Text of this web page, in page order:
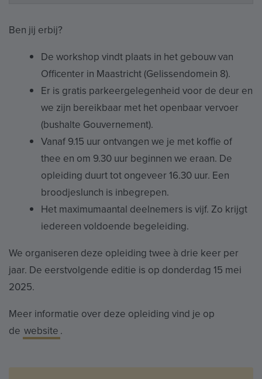
Ben jij erbij?
De workshop vindt plaats in het gebouw van
Officenter in Maastricht (Gelissendomein 8).
Er is gratis parkeergelegenheid voor de deur en
we zijn bereikbaar met het openbaar vervoer
(bushalte Gouvernement).
Vanaf 9.15 uur ontvangen we je met koffie of
thee en om 9.30 uur beginnen we eraan. De
opleiding duurt tot ongeveer 16.30 uur. Een
broodjeslunch is inbegrepen.
Het maximumaantal deelnemers is vijf. Zo krijgt
iedereen voldoende begeleiding.
We organiseren deze opleiding twee à drie keer per
jaar. De eerstvolgende editie is op donderdag 15 mei
2025.
Meer informatie over deze opleiding vind je op
de website .